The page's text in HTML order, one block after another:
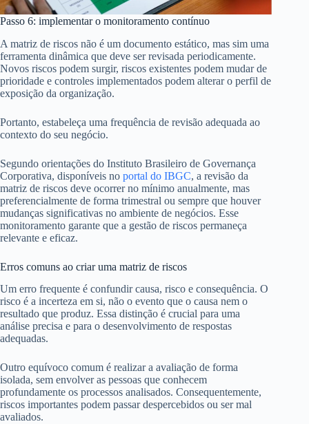
Passo 6: implementar o monitoramento contínuo
A matriz de riscos não é um documento estático, mas sim uma
ferramenta dinâmica que deve ser revisada periodicamente.
Novos riscos podem surgir, riscos existentes podem mudar de
prioridade e controles implementados podem alterar o perfil de
exposição da organização.
Portanto, estabeleça uma frequência de revisão adequada ao
contexto do seu negócio.
Segundo orientações do Instituto Brasileiro de Governança
Corporativa, disponíveis no portal do IBGC, a revisão da
matriz de riscos deve ocorrer no mínimo anualmente, mas
preferencialmente de forma trimestral ou sempre que houver
mudanças significativas no ambiente de negócios. Esse
monitoramento garante que a gestão de riscos permaneça
relevante e eficaz.
Erros comuns ao criar uma matriz de riscos
Um erro frequente é confundir causa, risco e consequência. O
risco é a incerteza em si, não o evento que o causa nem o
resultado que produz. Essa distinção é crucial para uma
análise precisa e para o desenvolvimento de respostas
adequadas.
Outro equívoco comum é realizar a avaliação de forma
isolada, sem envolver as pessoas que conhecem
profundamente os processos analisados. Consequentemente,
riscos importantes podem passar despercebidos ou ser mal
avaliados.